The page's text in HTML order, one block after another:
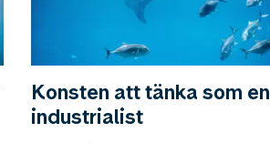
Konsten att tänka som en
industrialist